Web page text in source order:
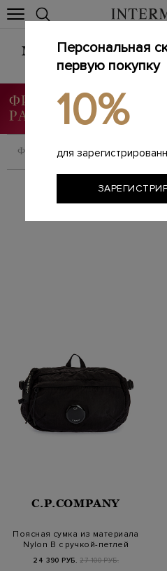
Мужские сумки из
Главная /
ФИЛЬТРОВАТЬ
C.P.COMPANY
Поясная сумка из материала
Nylon B с ручкой-петлей
24 390 РУБ. 27 100 РУБ.
Персональная
первую покупку
10%
для